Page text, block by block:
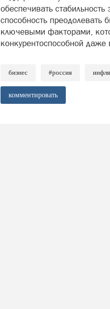
обеспечивать
способность
ключевыми факторами,
конкурентоспособной
бизнес #россия
комментировать